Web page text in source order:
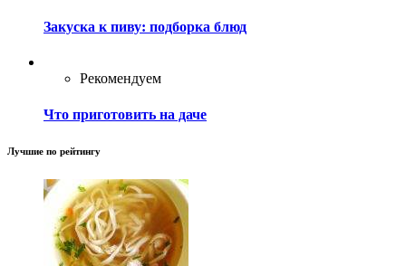
Закуска к пиву: подборка блюд
Рекомендуем
Что приготовить на даче
Лучшие по рейтингу